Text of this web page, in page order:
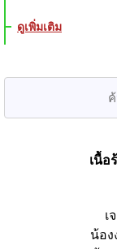
ดูเพิ่มเติม
เนื้อ
เ
น้อง